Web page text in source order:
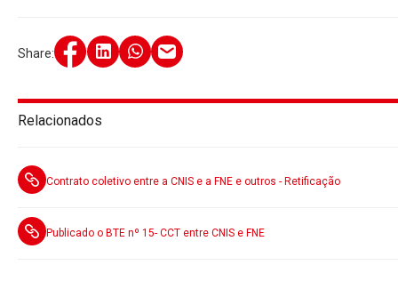
Relacionados
Contrato coletivo entre a CNIS e a FNE e outros - Retificação
Publicado o BTE nº 15- CCT entre CNIS e FNE
Share: